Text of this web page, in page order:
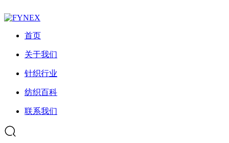
首页
关于我们
针织行业
纺织百科
联系我们